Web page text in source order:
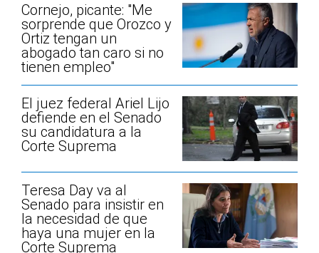
Cornejo, picante: "Me
sorprende que Orozco y
Ortiz tengan un
abogado tan caro si no
tienen empleo"
El juez federal Ariel Lijo
defiende en el Senado
su candidatura a la
Corte Suprema
Teresa Day va al
Senado para insistir en
la necesidad de que
haya una mujer en la
Corte Suprema